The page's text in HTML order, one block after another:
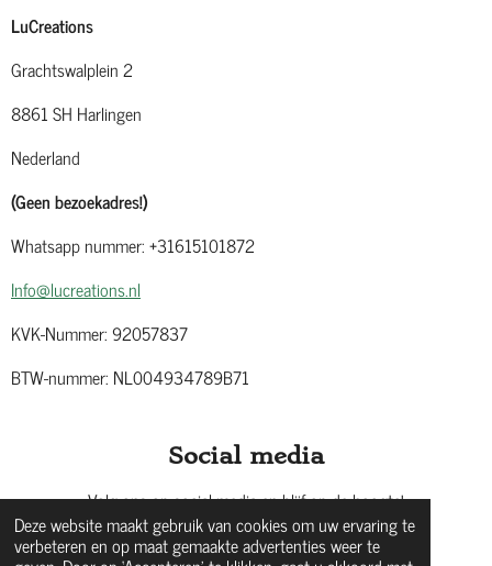
Deze website maakt gebruik van cookies om uw ervaring te
verbeteren en op maat gemaakte advertenties weer te
LuCreations
Grachtswalplein 2
8861 SH Harlingen
Nederland
(Geen bezoekadres!)
Whatsapp nummer: +31615101872
Info@lucreations.nl
KVK-Nummer: 92057837
BTW-nummer: NL004934789B71
Social media
Volg ons op social media en blijf op de hoogte!